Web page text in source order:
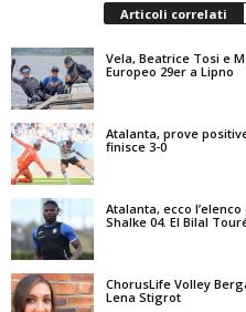
Articoli correlati
Vela, Beatrice Tosi e
Europeo 29er a Lipno
Atalanta, prove
finisce 3-0
Atalanta, ecco
Shalke 04. El Bilal
ChorusLife Volley
Lena Stigrot